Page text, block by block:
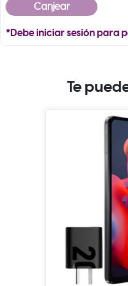
*Debe iniciar sesión para
Te